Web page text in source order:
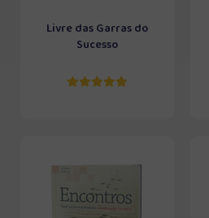
Livre das Garras do
Sucesso